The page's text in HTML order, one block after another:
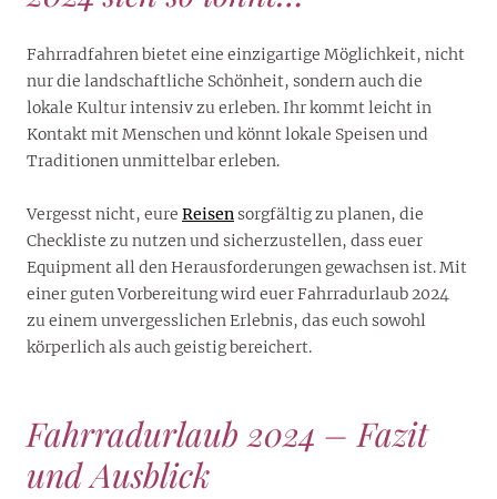
Fahrradfahren bietet eine einzigartige Möglichkeit, nicht
nur die landschaftliche Schönheit, sondern auch die
lokale Kultur intensiv zu erleben. Ihr kommt leicht in
Kontakt mit Menschen und könnt lokale Speisen und
Traditionen unmittelbar erleben.
Vergesst nicht, eure Reisensorgfältig zu planen, die
Checkliste zu nutzen und sicherzustellen, dass euer
Equipment all den Herausforderungen gewachsen ist. Mit
einer guten Vorbereitung wird euer Fahrradurlaub 2024
zu einem unvergesslichen Erlebnis, das euch sowohl
körperlich als auch geistig bereichert.
Fahrradurlaub 2024 – Fazit
und Ausblick